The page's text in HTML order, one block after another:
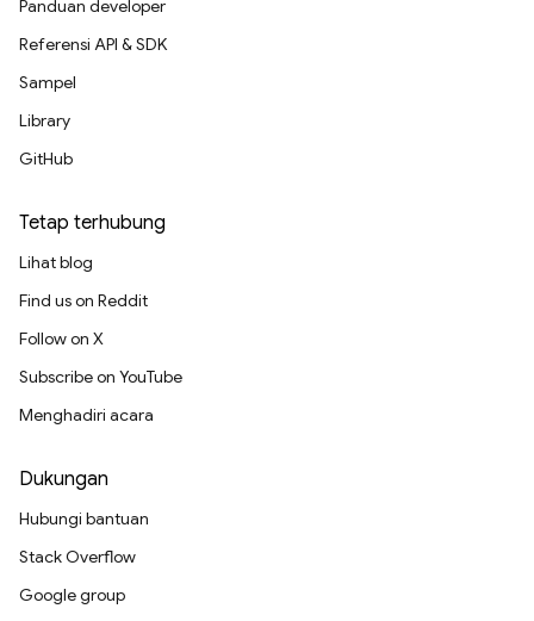
Panduan developer
Referensi API & SDK
Sampel
Library
GitHub
Tetap terhubung
Lihat blog
Find us on Reddit
Follow on X
Subscribe on YouTube
Menghadiri acara
Dukungan
Hubungi bantuan
Stack Overflow
Google group